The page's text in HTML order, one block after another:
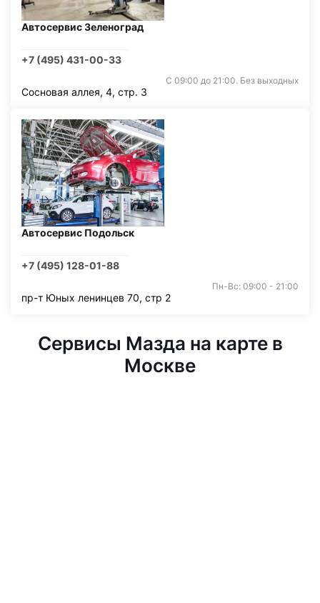
Автосервис Зеленоград
+7 (495) 431-00-33
С 09:00 до 21:00. Без выходных
Сосновая аллея, 4, стр. 3
Автосервис Подольск
+7 (495) 128-01-88
Пн-Вс: 09:00 - 21:00
пр-т Юных ленинцев 70, стр 2
Сервисы Мазда на карте в
Москве